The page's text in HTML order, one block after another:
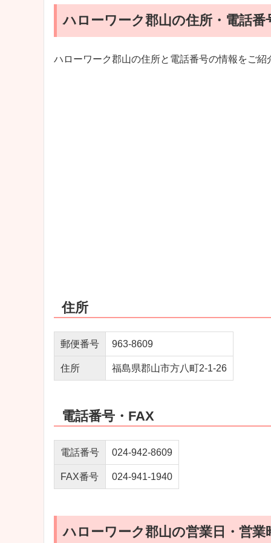
ハローワーク郡山の住所・電話番
ハローワーク郡山の住所と電話番号の情報をご紹
住所
郵便番号 963-8609
住所 福島県郡山市方八町2-1-26
電話番号・FAX
電話番号 024-942-8609
FAX番号 024-941-1940
ハローワーク郡山の営業日・営業